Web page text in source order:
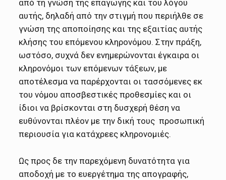
από τη γνώση της επαγωγής και του λόγου
αυτής, δηλαδή από την στιγμή που περιήλθε σε
γνώση της αποποίησης και της εξαιτίας αυτής
κλήσης του επόμενου κληρονόμου. Στην πράξη,
ωστόσο, συχνά δεν ενημερώνονται έγκαιρα οι
κληρονόμοι των επόμενων τάξεων, με
αποτέλεσμα να παρέρχονται οι τασσόμενες εκ
του νόμου αποσβεστικές προθεσμίες και οι
ίδιοι να βρίσκονται στη δυσχερή θέση να
ευθύνονται πλέον με την δική τους προσωπική
περιουσία για κατάχρεες κληρονομιές.
Ως προς δε την παρεχόμενη δυνατότητα για
αποδοχή με το ευεργέτημα της απογραφής,